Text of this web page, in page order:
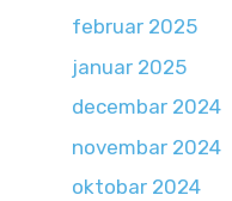
februar 2025
januar 2025
decembar 2024
novembar 2024
oktobar 2024